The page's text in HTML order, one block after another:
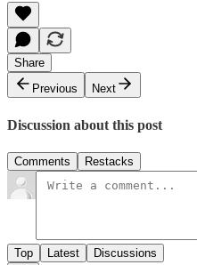
Share
Previous
Next
Discussion about this post
Comments Restacks
Top Latest Discussions